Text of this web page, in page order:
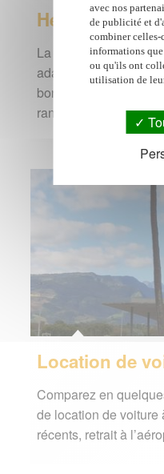
Hébergement
La Réunion propose
adaptés à tous les
bord de lagon,
randonnée,…
Location de
Comparez en
de location de
récents, retrait à
avec nos
de publicité et
combiner celles-
informations
ou qu'ils ont
utilisation de